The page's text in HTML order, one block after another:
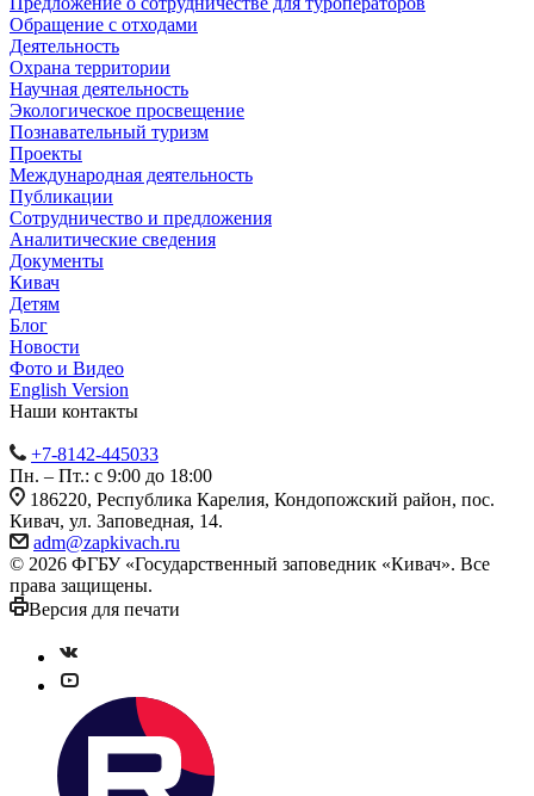
Обращение с отходами
Деятельность
Охрана территории
Научная деятельность
Экологическое просвещение
Познавательный туризм
Проекты
Международная деятельность
Публикации
Сотрудничество и предложения
Аналитические сведения
Документы
Кивач
Детям
Блог
Новости
Фото и Видео
English Version
Наши контакты
+7-8142-445033
Пн. – Пт.: с 9:00 до 18:00
186220, Республика Карелия, Кондопожский район, пос.
Кивач, ул. Заповедная, 14.
adm@zapkivach.ru
© 2026 ФГБУ «Государственный заповедник «Кивач». Все
права защищены.
Версия для печати